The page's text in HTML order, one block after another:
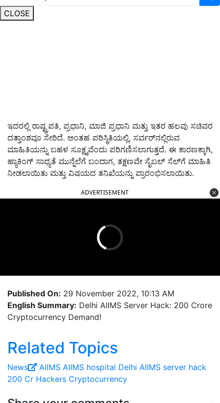
CLOSE
ಇದರಲ್ಲಿ ರಾಷ್ಟ್ರಪತಿ, ಪ್ರಧಾನಿ, ಮಾಜಿ ಪ್ರಧಾನಿ ಮತ್ತು ಇತರ ಹಲವು ಸಚಿವರ
ದತ್ತಾಂಶವೂ ಸೇರಿದೆ. ಅಂತಹ ಪರಿಸ್ಥಿತಿಯಲ್ಲಿ, ಸರ್ವರ್‌ನಲ್ಲಿರುವ
ಮಾಹಿತಿಯನ್ನು ಬಹಳ ಸೂಕ್ಷ್ಮವೆಂದು ಪರಿಗಣಿಸಲಾಗುತ್ತದೆ. ಈ ಕಾರಣಕ್ಕಾಗಿ,
ಹ್ಯಾಕಿಂಗ್ ಸಾಧ್ಯತೆ ಮುನ್ನೆಲೆಗೆ ಬಂದಾಗ, ತಕ್ಷಣವೇ ಸೈಬಲ್ ಸೆಲ್‌ಗೆ ಮಾಹಿತಿ
ನೀಡಲಾಯಿತು ಮತ್ತು ವಿಷಯದ ತನಿಖೆಯನ್ನು ಪ್ರಾರಂಭಿಸಲಾಯಿತು.
ADVERTISEMENT
Published On: 29 November 2022, 10:13 AM
English Summary: Delhi AIIMS Server Hack: 200 Crore
Cryptocurrency Demand!
Related Topics
News AIIMS AIIMS hospital Delhi AIIMS server hack
200 Cr Hackers Cryptocurrency